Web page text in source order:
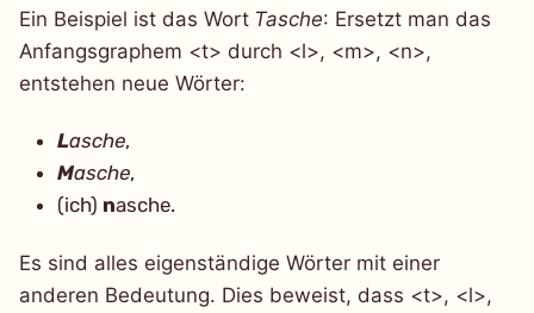
Ein Beispiel ist das Wort Tasche: Ersetzt man das
Anfangsgraphem <t> durch <l>, <m>, <n>,
entstehen neue Wörter:
Lasche,
Masche,
(ich) nasche.
Es sind alles eigenständige Wörter mit einer
anderen Bedeutung. Dies beweist, dass <t>, <l>,